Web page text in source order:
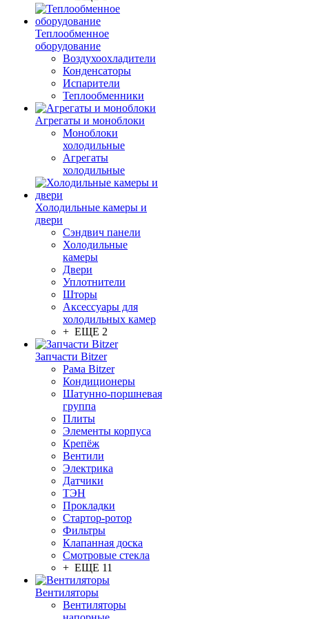
Теплообменное
оборудование
Воздухоохладители
Конденсаторы
Испарители
Теплообменники
Агрегаты и моноблоки
Моноблоки
холодильные
Агрегаты
холодильные
Холодильные камеры и
двери
Сэндвич панели
Холодильные
камеры
Двери
Уплотнители
Шторы
Аксессуары для
холодильных камер
+ ЕЩЕ 2
Запчасти Bitzer
Рама Bitzer
Кондиционеры
Шатунно-поршневая
группа
Плиты
Элементы корпуса
Крепёж
Вентили
Электрика
Датчики
ТЭН
Прокладки
Стартор-ротор
Фильтры
Клапанная доска
Смотровые стекла
+ ЕЩЕ 11
Вентиляторы
Вентиляторы